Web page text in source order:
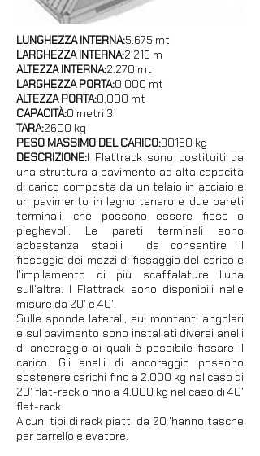
LUNGHEZZA INTERNA:5.675 mt
LARGHEZZA INTERNA:2.213 m
ALTEZZA INTERNA:2.270 mt
LARGHEZZA PORTA:0,000 mt
ALTEZZA PORTA:0,000 mt
CAPACITÀ:0 metri 3
TARA:2600 kg
PESO MASSIMO DEL CARICO:30150 kg
DESCRIZIONE:I Flattrack sono costituiti da
una struttura a pavimento ad alta capacità
di carico composta da un telaio in acciaio e
un pavimento in legno tenero e due pareti
terminali, che possono essere fisse o
pieghevoli. Le pareti terminali sono
abbastanza stabili ​​ da consentire il
fissaggio dei mezzi di fissaggio del carico e
l'impilamento di più scaffalature l'una
sull'altra. I Flattrack sono disponibili nelle
misure da 20' e 40'.
Sulle sponde laterali, sui montanti angolari
e sul pavimento sono installati diversi anelli
di ancoraggio ai quali è possibile fissare il
carico. Gli anelli di ancoraggio possono
sostenere carichi fino a 2.000 kg nel caso di
20' flat-rack o fino a 4.000 kg nel caso di 40'
flat-rack.
Alcuni tipi di rack piatti da 20 'hanno tasche
per carrello elevatore.